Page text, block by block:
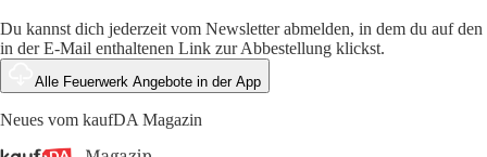
Du kannst dich jederzeit vom Newsletter abmelden, in dem du auf den
in der E-Mail enthaltenen Link zur Abbestellung klickst.
Alle Feuerwerk Angebote in der App
Neues vom kaufDA Magazin